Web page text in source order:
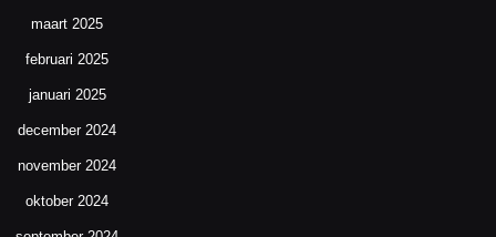
maart 2025
februari 2025
januari 2025
december 2024
november 2024
oktober 2024